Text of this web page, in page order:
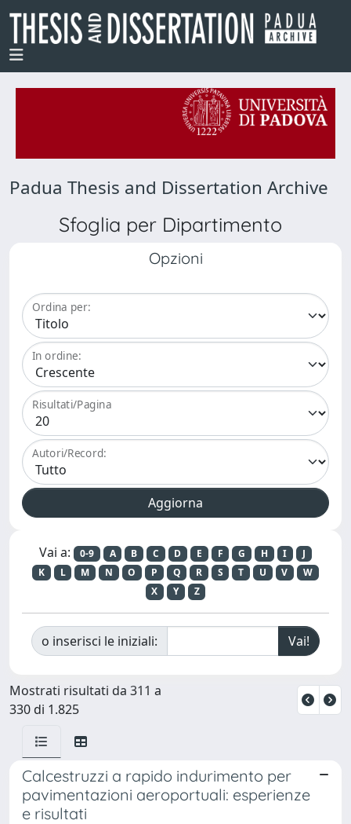
Padua Thesis and Dissertation Archive
Sfoglia per Dipartimento
Opzioni
Ordina per:
In ordine:
Risultati/Pagina
Autori/Record:
Vai a: 0-9 A B C D E F G H I
J
K
L M N O P Q R S T U V
W
X
Y Z
o inserisci le iniziali:
Mostrati risultati da 311 a
330 di 1.825
Calcestruzzi a rapido indurimento per
pavimentazioni aeroportuali: esperienze
e risultati